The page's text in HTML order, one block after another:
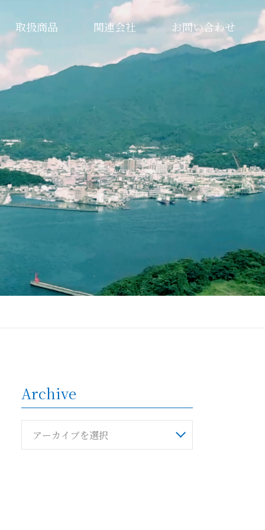
取扱商品 関連会社 お問い合わせ
Archive